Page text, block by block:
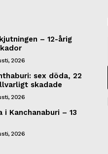
– 12-årig
2026
sex döda, 22
skadade
2026
Kanchanaburi – 13
2026